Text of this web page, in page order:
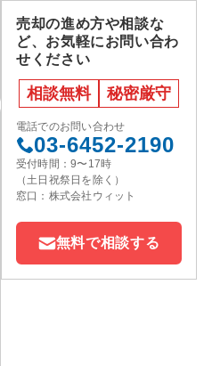
売却の進め方や相談な
ど、お気軽にお問い合わ
せください
相談無料 秘密厳守
電話でのお問い合わせ
03-6452-2190
受付時間：9〜17時
（土日祝祭日を除く）
窓口：株式会社ウィット
無料で相談する